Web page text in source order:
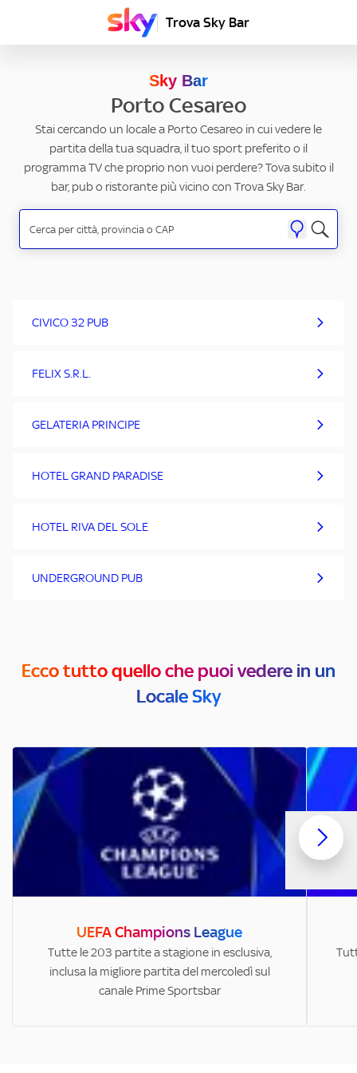
Trova Sky Bar
Sky Bar
Porto Cesareo
Stai cercando un locale a Porto Cesareo in cui vedere le
partita della tua squadra, il tuo sport preferito o il
programma TV che proprio non vuoi perdere? Tova subito il
bar, pub o ristorante più vicino con Trova Sky Bar.
CIVICO 32 PUB
FELIX S.R.L.
GELATERIA PRINCIPE
HOTEL GRAND PARADISE
HOTEL RIVA DEL SOLE
UNDERGROUND PUB
Ecco tutto quello che puoi vedere in un
Locale Sky
UEFA Champions League
Tutte le 203 partite a stagione in esclusiva,
inclusa la migliore partita del mercoledì sul
canale Prime Sportsbar